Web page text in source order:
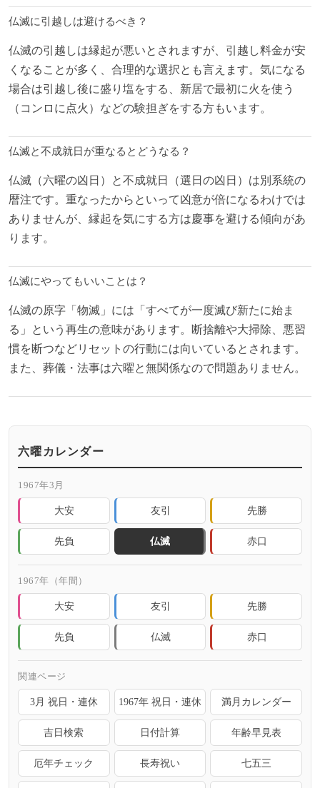
仏滅に引越しは避けるべき？
仏滅の引越しは縁起が悪いとされますが、引越し料金が安
くなることが多く、合理的な選択とも言えます。気になる
場合は引越し後に盛り塩をする、新居で最初に火を使う
（コンロに点火）などの験担ぎをする方もいます。
仏滅と不成就日が重なるとどうなる？
仏滅（六曜の凶日）と不成就日（選日の凶日）は別系統の
暦注です。重なったからといって凶意が倍になるわけでは
ありませんが、縁起を気にする方は慶事を避ける傾向があ
ります。
仏滅にやってもいいことは？
仏滅の原字「物滅」には「すべてが一度滅び新たに始ま
る」という再生の意味があります。断捨離や大掃除、悪習
慣を断つなどリセットの行動には向いているとされます。
また、葬儀・法事は六曜と無関係なので問題ありません。
六曜カレンダー
1967年3月
大安 友引 先勝
先負 仏滅 赤口
1967年（年間）
大安 友引 先勝
先負 仏滅 赤口
関連ページ
3月 祝日・連休 1967年 祝日・連休 満月カレンダー
吉日検索 日付計算 年齢早見表
厄年チェック 長寿祝い 七五三